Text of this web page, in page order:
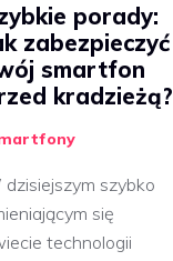
porady:
zabezpieczyć
smartfon
kradzieżą?
szybko
się
technologii